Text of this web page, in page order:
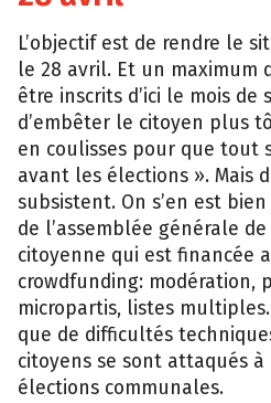
L’objectif est de rendre le
le 28 avril. Et un maximum
être inscrits d’ici le mois
d’embêter le citoyen plus
en coulisses pour que tout
avant les élections ». Mais
subsistent. On s’en est
de l’assemblée générale
citoyenne qui est financée
crowdfunding: modération,
micropartis, listes
que de difficultés
citoyens se sont attaqués
élections communales.